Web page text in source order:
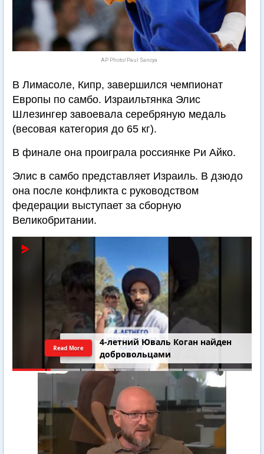
AP Photo/Paul Sancya
В Лимасоле, Кипр, завершился чемпионат
Европы по самбо. Израильтянка Элис
Шлезингер завоевала серебряную медаль
(весовая категория до 65 кг).
В финале она проиграла россиянке Ри Айко.
Элис в самбо представляет Израиль. В дзюдо
она после конфликта с руководством
федерации выступает за сборную
Великобритании.
4-летний Юваль Коган найден
добровольцами
Read More